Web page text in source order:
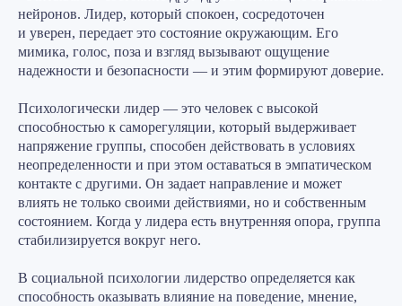
нейронов. Лидер, который спокоен, сосредоточен
и уверен, передает это состояние окружающим. Его
мимика, голос, поза и взгляд вызывают ощущение
надежности и безопасности — и этим формируют доверие.
Психологически лидер — это человек с высокой
способностью к саморегуляции, который выдерживает
напряжение группы, способен действовать в условиях
неопределенности и при этом оставаться в эмпатическом
контакте с другими. Он задает направление и может
влиять не только своими действиями, но и собственным
состоянием. Когда у лидера есть внутренняя опора, группа
стабилизируется вокруг него.
В социальной психологии лидерство определяется как
способность оказывать влияние на поведение, мнение,